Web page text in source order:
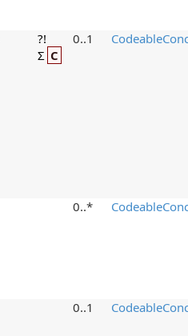
?!
Σ C
0..1
0..*
0..1